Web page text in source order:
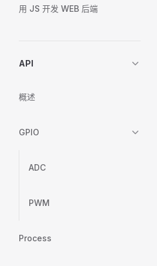
用 JS 开发 WEB 后端
API
概述
GPIO
ADC
PWM
Process